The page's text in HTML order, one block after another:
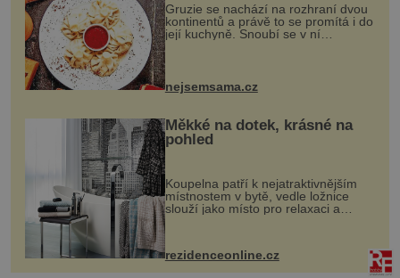
Gruzie se nachází na rozhraní dvou
kontinentů a právě to se promítá i do
její kuchyně. Snoubí se v ní
evropské a asijské chutě a díky tomu
vznikají rozmanité a chuťově bohaté
pokrmy, které rozhodně st...
nejsemsama.cz
Měkké na dotek, krásné na
pohled
Koupelna patří k nejatraktivnějším
místnostem v bytě, vedle ložnice
slouží jako místo pro relaxaci a
odpočinek. Koupelnový textil –
ručníky, osušky a koberečky –
mohou jako mávnutím kouzelného
proutku...
rezidenceonline.cz